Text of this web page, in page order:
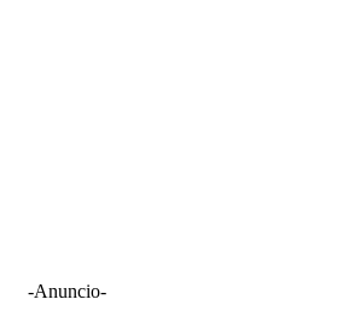
-Anuncio-